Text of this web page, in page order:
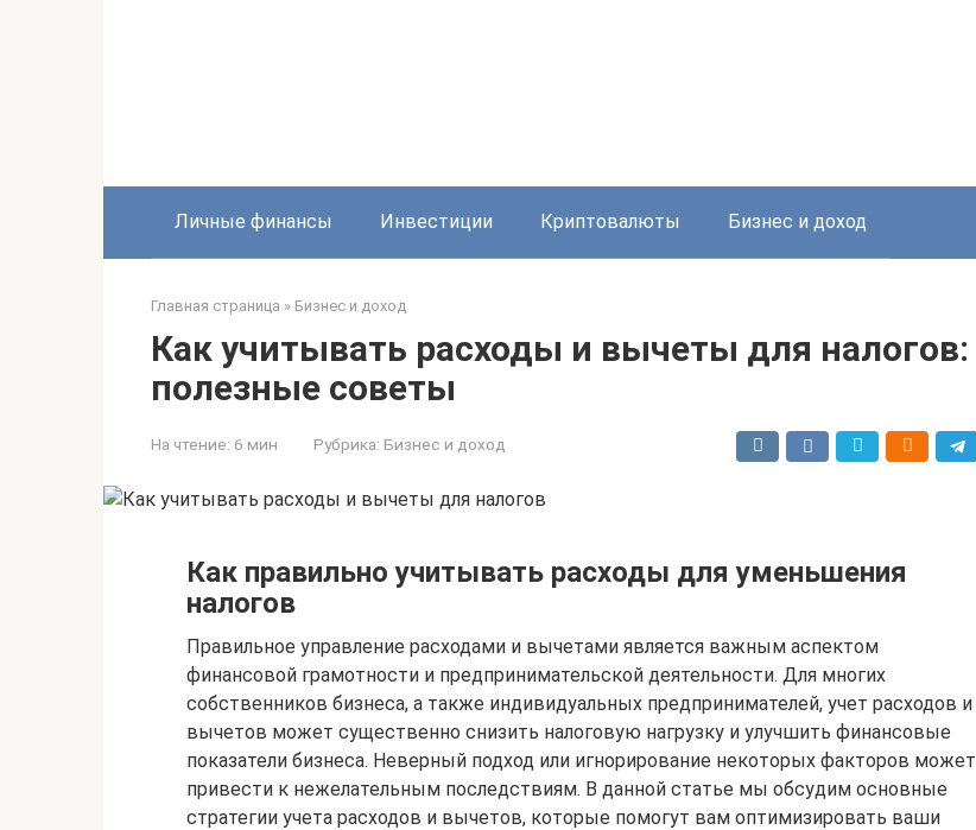
Личные финансы Инвестиции Криптовалюты Бизнес и доход
Главная страница » Бизнес и доход
Как учитывать расходы и вычеты для налогов:
полезные советы
На чтение: 6 мин Рубрика: Бизнес и доход
Как правильно учитывать расходы для уменьшения
налогов
Правильное управление расходами и вычетами является важным аспектом
финансовой грамотности и предпринимательской деятельности. Для многих
собственников бизнеса, а также индивидуальных предпринимателей, учет расходов и
вычетов может существенно снизить налоговую нагрузку и улучшить финансовые
показатели бизнеса. Неверный подход или игнорирование некоторых факторов может
привести к нежелательным последствиям. В данной статье мы обсудим основные
стратегии учета расходов и вычетов, которые помогут вам оптимизировать ваши